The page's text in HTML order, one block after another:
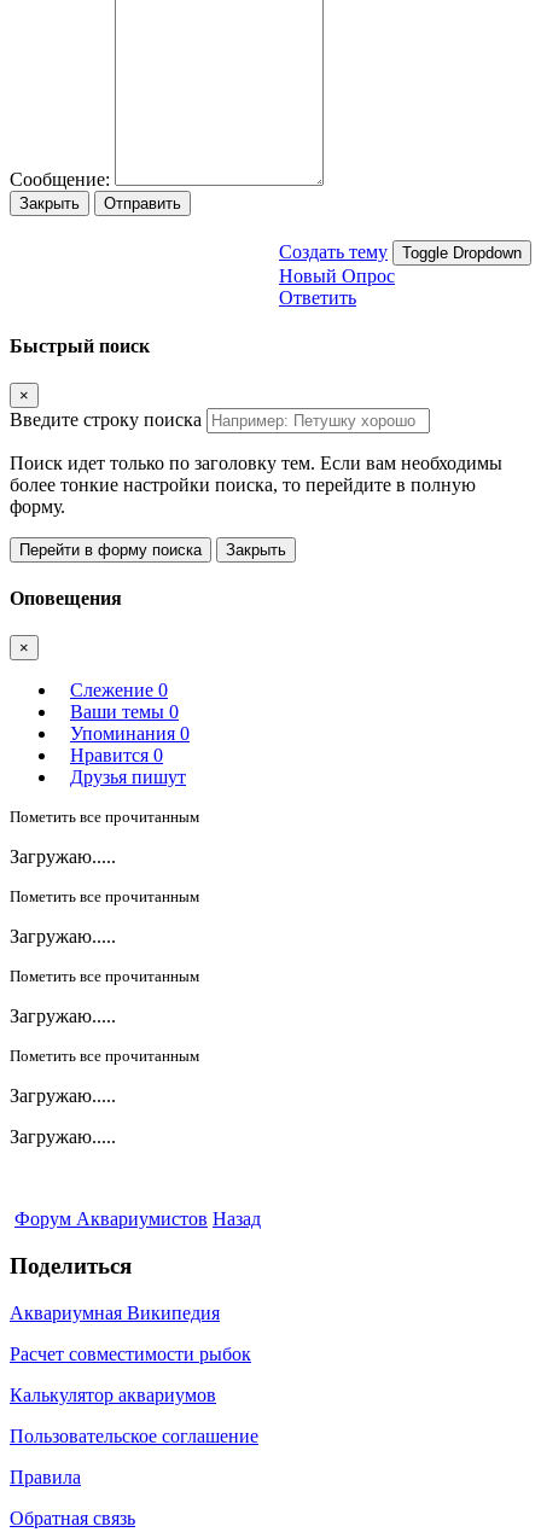
Сообщение:
Закрыть Отправить
Создать тему Toggle Dropdown
Новый Опрос
Ответить
Быстрый поиск
×
Введите строку поиска
Поиск идет только по заголовку тем. Если вам необходимы
более тонкие настройки поиска, то перейдите в полную
форму.
Перейти в форму поиска Закрыть
Оповещения
×
Слежение 0
Ваши темы 0
Упоминания 0
Нравится 0
Друзья пишут
Пометить все прочитанным
Загружаю.....
Пометить все прочитанным
Загружаю.....
Пометить все прочитанным
Загружаю.....
Пометить все прочитанным
Загружаю.....
Загружаю.....
Форум Аквариумистов Назад
Поделиться
Аквариумная Википедия
Расчет совместимости рыбок
Калькулятор аквариумов
Пользовательское соглашение
Правила
Обратная связь